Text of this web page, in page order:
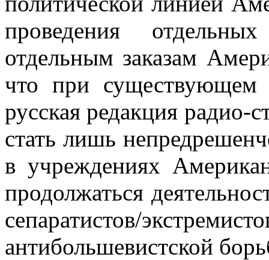
проведения
отдельным заказам
что при
русская редакция
стать лишь
в учреждениях
продол­жаться
сепаратистов/
антибольшевистской